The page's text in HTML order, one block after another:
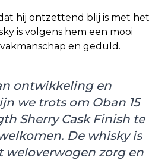
hij ontzettend blij is met het
is volgens hem een mooi
en geduld.
ontwikkeling en
we trots om Oban 15
Sherry Cask Finish te
De whisky is
weloverwogen zorg en